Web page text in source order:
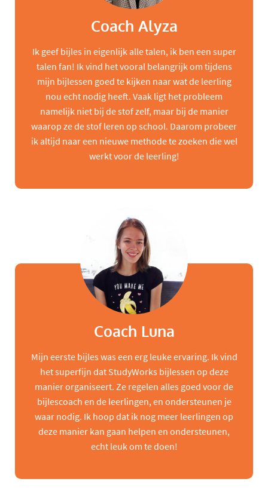
Coach Alyza
Ik geef bijles in eigenlijk alle talen, ik ben een super
talen fan! Ik vind het vooral belangrijk om tijdens
mijn bijlessen goed te kijken naar wat de leerling
nou echt nodig heeft. Vaak ligt het probleem
namelijk niet bij de stof zelf, maar bij de manier
waarop ze de stof leren op school. Daarom probeer
ik altijd naar een nieuwe methode te zoeken die wel
werkt voor de leerling!
Coach Luna
Mijn eerste bijles was een erg leuke ervaring. Ik vind
het superfijn dat StudyWorks bijlessen op deze
manier organiseert. Ze regelen alles goed voor de
bijlescoach en de leerlingen, en ondersteunen je
waar nodig. Ik hoop dat ik nog meer leerlingen op
deze manier kan gaan helpen en ondersteunen,
echt leuk om te doen!